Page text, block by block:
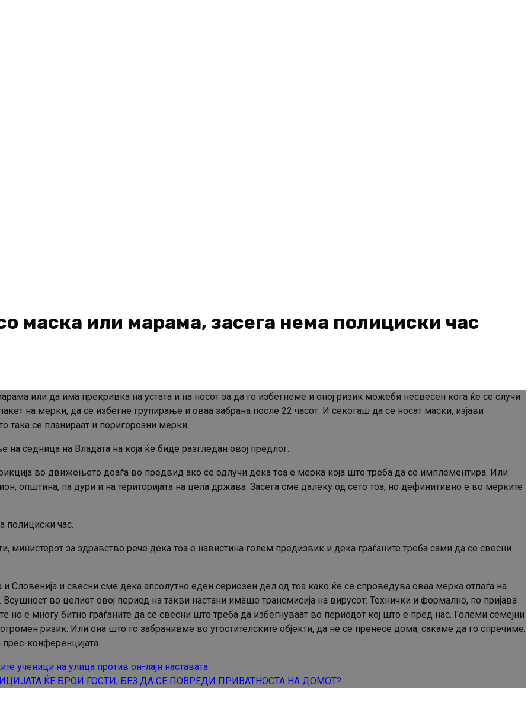
маска или марама, засега нема полициски час
или да има прекривка на устата и на носот за да го избегнеме и оној ризик можеби несвесен кога ќе се случи
на мерки, да се избегне групирање и оваа забрана после 22 часот. И секогаш да се носат маски, изјави
така се планираат и поригорозни мерки.
седница на Владата на која ќе биде разгледан овој предлог.
во движењето доаѓа во предвид ако се одлучи дека тоа е мерка која што треба да се имплементира. Или
општина, па дури и на територијата на цела држава. Засега сме далеку од сето тоа, но дефинитивно е во мерките
полициски час.
министерот за здравство рече дека тоа е навистина голем предизвик и дека граѓаните треба сами да се свесни
Словенија и свесни сме дека апсолутно еден сериозен дел од тоа како ќе се спроведува оваа мерка отпаѓа на
во целиот овој период на такви настани имаше трансмисија на вирусот. Технички и формално, по пријава
но е многу битно граѓаните да се свесни што треба да избегнуваат во периодот кој што е пред нас. Големи семејни
ризик. Или она што го забранивме во угостителските објекти, да не се пренесе дома, сакаме да го спречиме.
конференцијата.
ученици на улица против он-лајн наставата
ЌЕ БРОИ ГОСТИ, БЕЗ ДА СЕ ПОВРЕДИ ПРИВАТНОСТА НА ДОМОТ?